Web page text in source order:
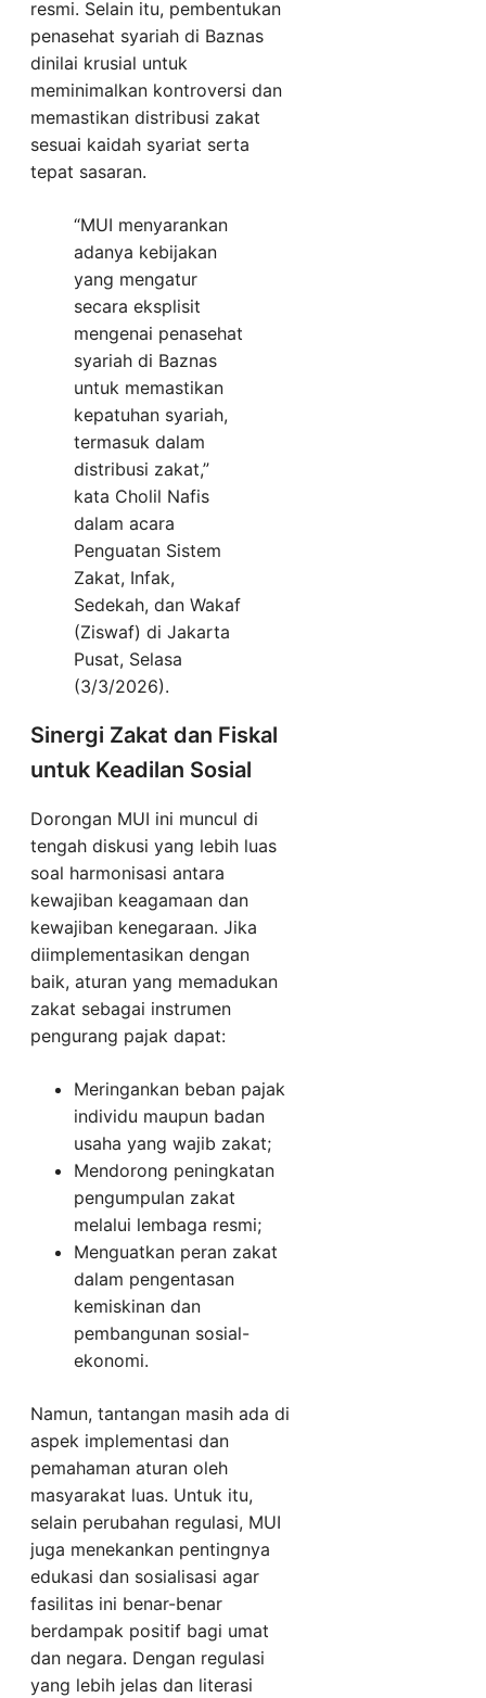
resmi. Selain itu, pembentukan
penasehat syariah di Baznas
dinilai krusial untuk
meminimalkan kontroversi dan
memastikan distribusi zakat
sesuai kaidah syariat serta
tepat sasaran.
“MUI menyarankan
adanya kebijakan
yang mengatur
secara eksplisit
mengenai penasehat
syariah di Baznas
untuk memastikan
kepatuhan syariah,
termasuk dalam
distribusi zakat,”
kata Cholil Nafis
dalam acara
Penguatan Sistem
Zakat, Infak,
Sedekah, dan Wakaf
(Ziswaf) di Jakarta
Pusat, Selasa
(3/3/2026).
Sinergi Zakat dan Fiskal
untuk Keadilan Sosial
Dorongan MUI ini muncul di
tengah diskusi yang lebih luas
soal harmonisasi antara
kewajiban keagamaan dan
kewajiban kenegaraan. Jika
diimplementasikan dengan
baik, aturan yang memadukan
zakat sebagai instrumen
pengurang pajak dapat:
Meringankan beban pajak
individu maupun badan
usaha yang wajib zakat;
Mendorong peningkatan
pengumpulan zakat
melalui lembaga resmi;
Menguatkan peran zakat
dalam pengentasan
kemiskinan dan
pembangunan sosial-
ekonomi.
Namun, tantangan masih ada di
aspek implementasi dan
pemahaman aturan oleh
masyarakat luas. Untuk itu,
selain perubahan regulasi, MUI
juga menekankan pentingnya
edukasi dan sosialisasi agar
fasilitas ini benar-benar
berdampak positif bagi umat
dan negara. Dengan regulasi
yang lebih jelas dan literasi